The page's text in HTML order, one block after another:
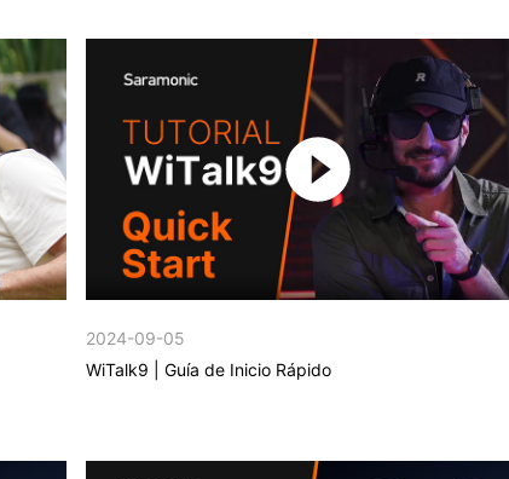
2024-09-05
WiTalk9 | Guía de Inicio Rápido